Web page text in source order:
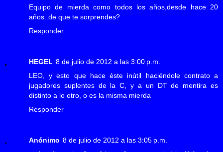
Equipo de mierda como todos los años,desde hace 20
años..de que te sorprendes?
Responder
HEGEL 8 de julio de 2012 a las 3:00 p.m.
LEO, y esto que hace éste inútil haciéndole contrato a
jugadores suplentes de la C, y a un DT de mentira es
distinto a lo otro, o es la misma mierda
Responder
Anónimo 8 de julio de 2012 a las 3:05 p.m.